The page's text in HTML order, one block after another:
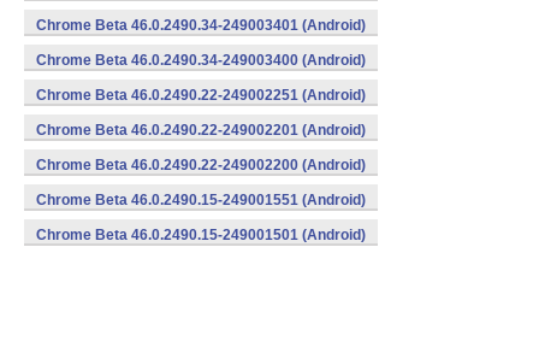
Chrome Beta 46.0.2490.34-249003401 (Android)
Chrome Beta 46.0.2490.34-249003400 (Android)
Chrome Beta 46.0.2490.22-249002251 (Android)
Chrome Beta 46.0.2490.22-249002201 (Android)
Chrome Beta 46.0.2490.22-249002200 (Android)
Chrome Beta 46.0.2490.15-249001551 (Android)
Chrome Beta 46.0.2490.15-249001501 (Android)